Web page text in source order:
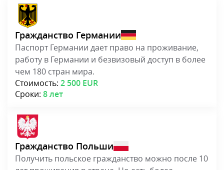
Гражданство Польши
Получить польское гражданство можно после 10
лет проживания в стране. Но есть более
короткий способ оформления паспорта Польши
— через 1 год.
Стоимость:
Сроки:12 месяцев
Гражданство Армении
Получите паспорт гражданина Армении всего за
4-6 месяцев и без знания языка!
Стоимость:
6 000 EUR